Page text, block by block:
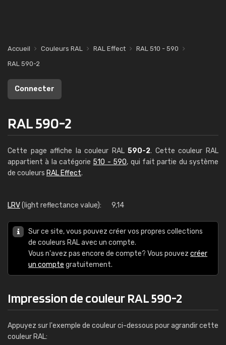
Accueil Couleurs RAL RAL Effect
RAL 510 - 590
RAL 590-2
Connecter
RAL 590-2
Cette page affiche la couleur RAL590-2. Cette couleur RAL
appartient à la catégorie 510 - 590, qui fait partie du système
de couleurs RAL Effect.
LRV(light reflectance value): 9,14
Sur ce site, vous pouvez créer vos propres collections
de couleurs RAL avec un compte.
Vous n'avez pas encore de compte? Vous pouvez créer
un compte gratuitement.
Impression de couleur RAL 590-2
Appuyez sur l'exemple de couleur ci-dessous pour agrandir cette
couleur RAL: